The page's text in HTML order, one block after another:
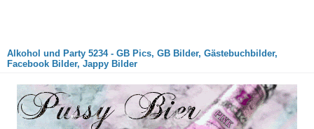
Alkohol und Party 5234 - GB Pics, GB Bilder, Gästebuchbilder,
Facebook Bilder, Jappy Bilder